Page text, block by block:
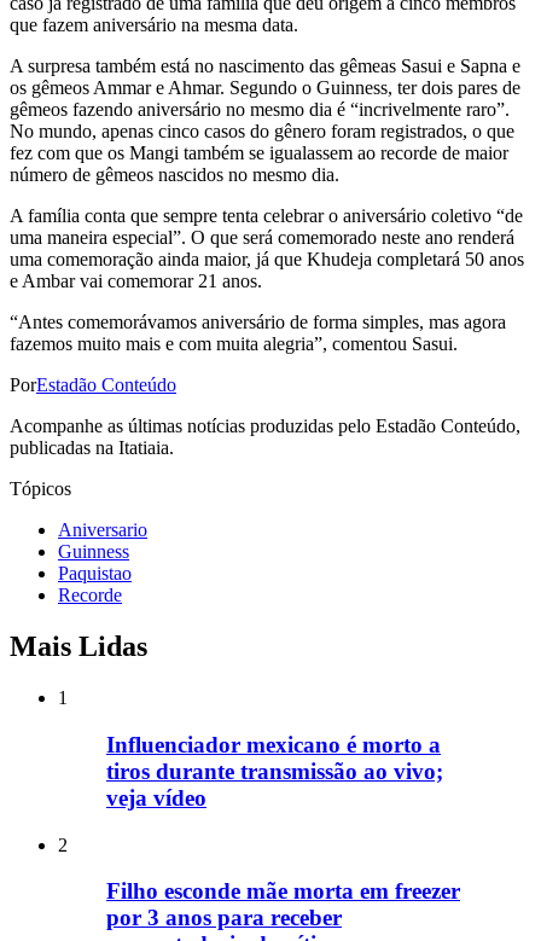
que fazem aniversário na mesma data.
A surpresa também está no nascimento das gêmeas Sasui e Sapna e
os gêmeos Ammar e Ahmar. Segundo o Guinness, ter dois pares de
gêmeos fazendo aniversário no mesmo dia é “incrivelmente raro”.
No mundo, apenas cinco casos do gênero foram registrados, o que
fez com que os Mangi também se igualassem ao recorde de maior
número de gêmeos nascidos no mesmo dia.
A família conta que sempre tenta celebrar o aniversário coletivo “de
uma maneira especial”. O que será comemorado neste ano renderá
uma comemoração ainda maior, já que Khudeja completará 50 anos
e Ambar vai comemorar 21 anos.
“Antes comemorávamos aniversário de forma simples, mas agora
fazemos muito mais e com muita alegria”, comentou Sasui.
PorEstadão Conteúdo
Acompanhe as últimas notícias produzidas pelo Estadão Conteúdo,
publicadas na Itatiaia.
Tópicos
Aniversario
Guinness
Paquistao
Recorde
Mais Lidas
1
Influenciador mexicano é morto a
tiros durante transmissão ao vivo;
veja vídeo
2
Filho esconde mãe morta em freezer
por 3 anos para receber